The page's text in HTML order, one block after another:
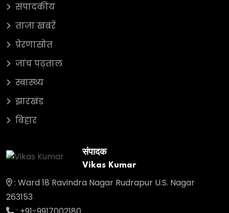
संपादकीय
ताजा खबरें
प्रेरणास्रोत
जांच पढ़ताल
स्वास्थ्य
झारखंड
बिहार
संपादक
Vikas Kumar
: Ward 18 Ravindra Nagar Rudrapur U.S. Nagar
263153